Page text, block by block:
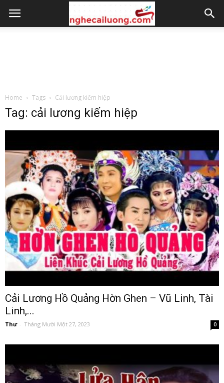
Home Tags Cải lương kiếm hiệp
Tag: cải lương kiếm hiệp
Cải Lương Hồ Quảng Hờn Ghen – Vũ Linh, Tài
Linh,...
Thư - Tháng Mười Một 27, 2023 0